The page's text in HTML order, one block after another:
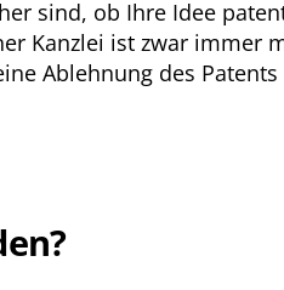
sind, ob Ihre Idee
Kanzlei ist zwar immer
Ablehnung des